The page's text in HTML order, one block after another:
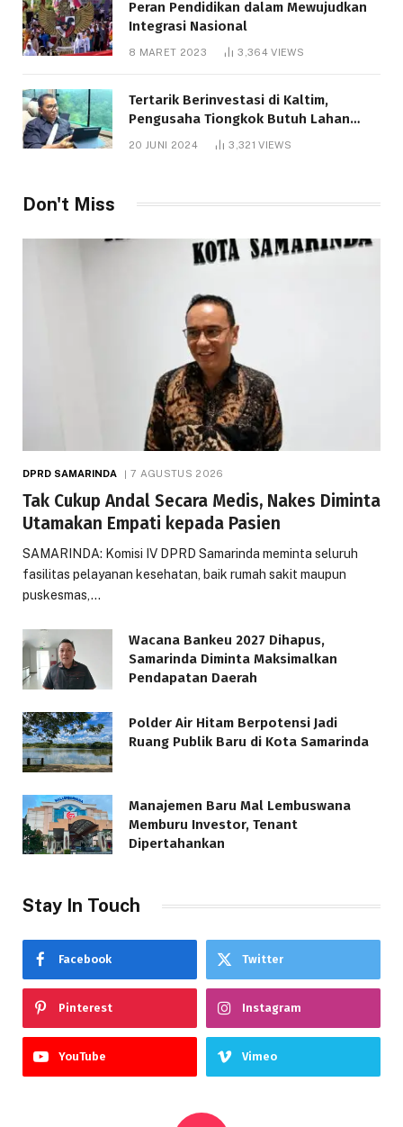
Peran Pendidikan dalam Mewujudkan
Integrasi Nasional
8 MARET 2023 3,364VIEWS
Tertarik Berinvestasi di Kaltim,
Pengusaha Tiongkok Butuh Lahan
20 JUNI 2024 3,321VIEWS
Don't Miss
DPRD SAMARINDA 7 AGUSTUS 2026
Tak Cukup Andal Secara Medis, Nakes Diminta
Utamakan Empati kepada Pasien
SAMARINDA: Komisi IV DPRD Samarinda meminta seluruh
fasilitas pelayanan kesehatan, baik rumah sakit maupun
puskesmas,…
Wacana Bankeu 2027 Dihapus,
Samarinda Diminta Maksimalkan
Pendapatan Daerah
Polder Air Hitam Berpotensi Jadi
Ruang Publik Baru di Kota Samarinda
Manajemen Baru Mal Lembuswana
Memburu Investor, Tenant
Dipertahankan
Stay In Touch
Facebook Twitter
Pinterest Instagram
YouTube Vimeo